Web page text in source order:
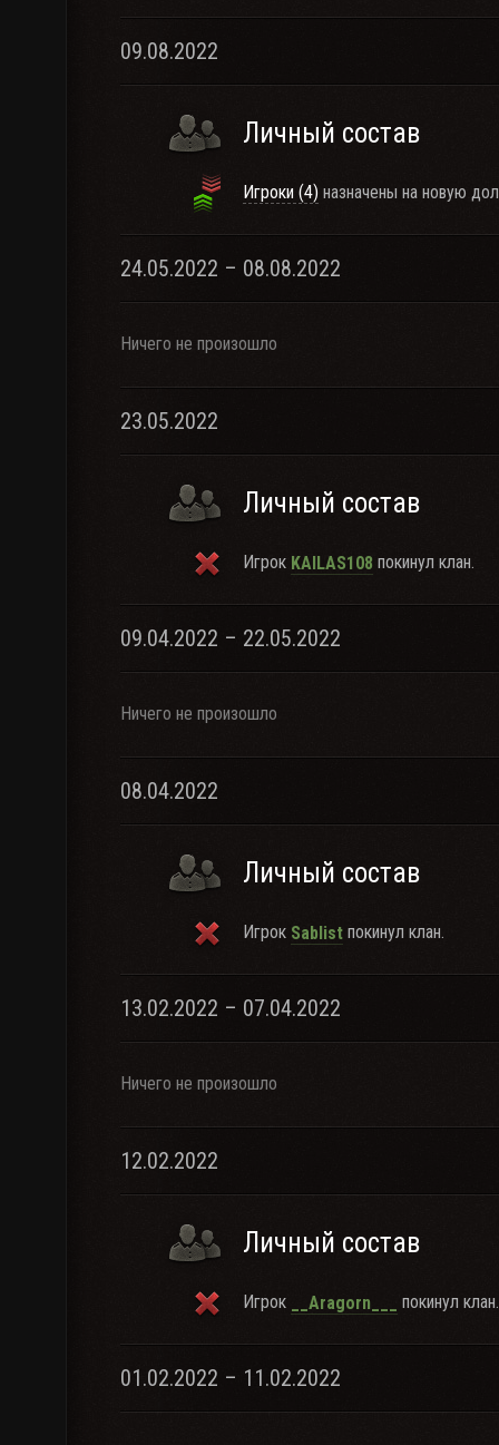
09.08.2022
Личный состав
Игроки (4) назначены на новую
24.05.2022 – 08.08.2022
Ничего не произошло
23.05.2022
Личный состав
Игрок KAILAS108 покинул клан.
09.04.2022 – 22.05.2022
Ничего не произошло
08.04.2022
Личный состав
Игрок Sablist покинул клан.
13.02.2022 – 07.04.2022
Ничего не произошло
12.02.2022
Личный состав
Игрок __Aragorn___ покинул клан.
01.02.2022 – 11.02.2022